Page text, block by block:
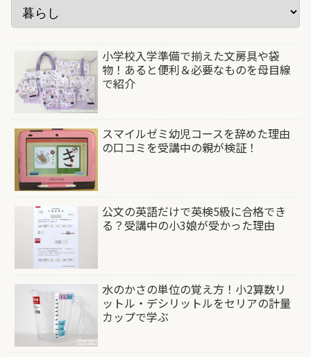
小学校入学準備で揃えた文房具や袋
物！あると便利＆必要なものを母目線
で紹介
スマイルゼミ幼児コースを辞めた理由
の口コミを受講中の親が検証！
公文の英語だけで英検5級に合格でき
る？受講中の小3娘が受かった理由
水のかさの単位の覚え方！小2算数リ
ットル・デシリットルをセリアの計量
カップで学ぶ